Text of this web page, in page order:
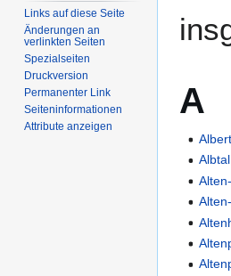
A
Links auf diese Seite
Änderungen an
verlinkten Seiten
Spezialseiten
Druckversion
Permanenter Link
Seiten­­informationen
Attribute anzeigen